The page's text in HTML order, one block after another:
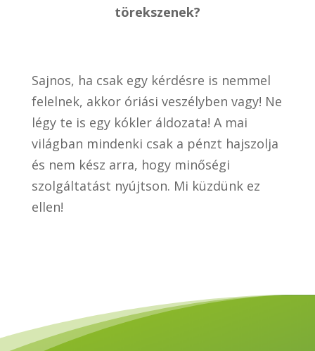
törekszenek?
Sajnos, ha csak egy kérdésre is nemmel
felelnek, akkor óriási veszélyben vagy! Ne
légy te is egy kókler áldozata! A mai
világban mindenki csak a pénzt hajszolja
és nem kész arra, hogy minőségi
szolgáltatást nyújtson. Mi küzdünk ez
ellen!